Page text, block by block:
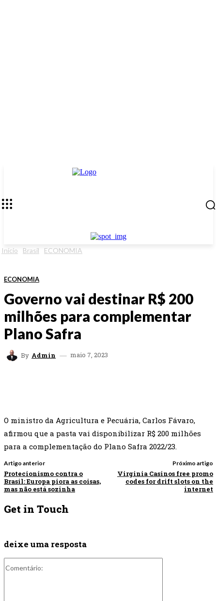
Início Brasil ECONOMIA
ECONOMIA
Governo vai destinar R$ 200
milhões para complementar
Plano Safra
By Admin maio 7, 2023
O ministro da Agricultura e Pecuária, Carlos Fávaro,
afirmou que a pasta vai disponibilizar R$ 200 milhões
para a complementação do Plano Safra 2022/23.
Artigo anterior
Protecionismo contra o
Brasil: Europa piora as coisas,
mas não está sozinha
Próximo artigo
Virginia Casinos free promo
codes for drift slots on the
internet
Get in Touch
deixe uma resposta